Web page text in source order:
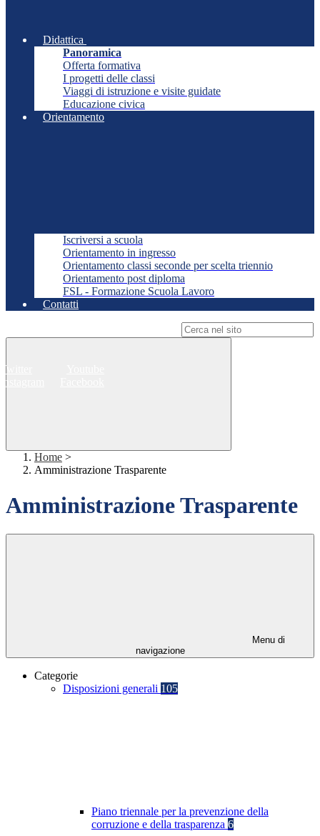
Didattica
Panoramica
Offerta formativa
I progetti delle classi
Viaggi di istruzione e visite guidate
Educazione civica
Orientamento
Iscriversi a scuola
Orientamento in ingresso
Orientamento classi seconde per scelta triennio
Orientamento post diploma
FSL - Formazione Scuola Lavoro
Contatti
Twitter
Instagram
Home >
Amministrazione Trasparente
Amministrazione Trasparente
Menu di
navigazione
Categorie
Disposizioni generali 105
Piano triennale per la prevenzione della
corruzione e della trasparenza 6